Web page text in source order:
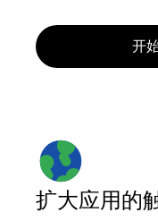
开
扩大应用的